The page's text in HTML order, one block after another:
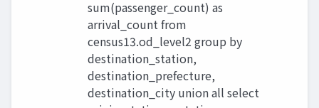
sum(passenger_count) as
arrival_count from
census13.od_level2 group by
destination_station,
destination_prefecture,
destination_city union all select